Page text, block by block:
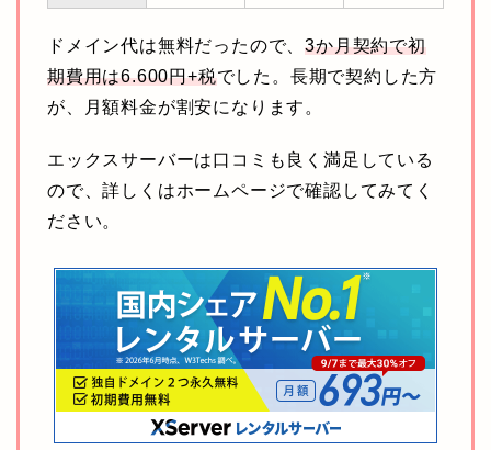
ドメイン代は無料だったので、3か月契約で初
期費用は6.600円+税でした。長期で契約した方
が、月額料金が割安になります。
エックスサーバーは口コミも良く満足している
ので、詳しくはホームページで確認してみてく
ださい。